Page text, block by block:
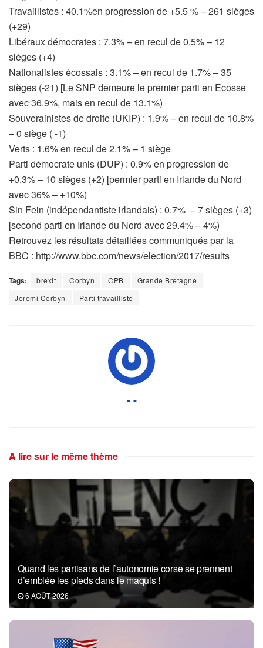
Travaillistes : 40.1%en progression de +5.5 % – 261 sièges
(+29)
Libéraux démocrates : 7.3% – en recul de 0.5% – 12
sièges (+4)
Nationalistes écossais : 3.1% – en recul de 1.7% – 35
sièges (-21) [Le SNP demeure le premier parti en Ecosse
avec 36.9%, mais en recul de 13.1%)
Souverainistes de droite (UKIP) : 1.9% – en recul de 10.8%
– 0 siège ( -1)
Verts : 1.6% en recul de 2.1% – 1 siège
Parti démocrate unis (DUP) : 0.9% en progression de
+0.3% – 10 sièges (+2) [permier parti en Irlande du Nord
avec 36% – +10%)
Sin Fein (indépendantiste irlandais) : 0.7% – 7 sièges (+3)
[second parti en Irlande du Nord avec 29.4% – 4%)
Retrouvez les résultats détaillées communiqués par la
BBC : http://www.bbc.com/news/election/2017/results
Tags: brexit Corbyn CPB
Grande Bretagne
Jeremi Corbyn
Parti travailliste
- -
A lire sur le même thème
Quand les partisans de l’autonomie corse se prennent
d’emblée les pieds dans le maquis !
6 AOÛT 2026